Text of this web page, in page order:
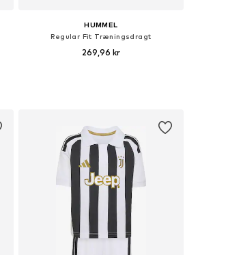
HUMMEL
Regular Fit Træningsdragt
269,96 kr